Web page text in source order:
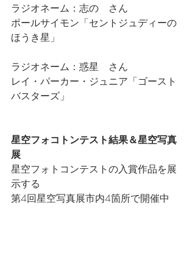
ラジオネーム：志の　さん
ポールサイモン「セントジュディーの
ほうき星」
ラジオネーム：惑星　さん
レイ・パーカー・ジュニア「ゴースト
バスターズ」
星空フォコトンテスト結果＆星空写真
展
星空フォトコンテストの入賞作品を展
示する
第4回星空写真展市内4箇所で開催中